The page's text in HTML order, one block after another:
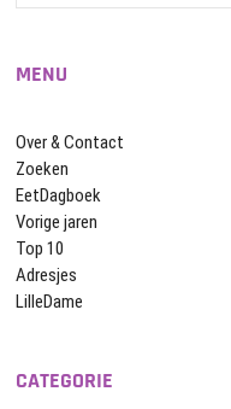
MENU
Over & Contact
Zoeken
EetDagboek
Vorige jaren
Top 10
Adresjes
LilleDame
CATEGORIE